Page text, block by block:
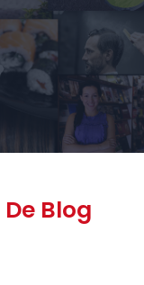
De Blog